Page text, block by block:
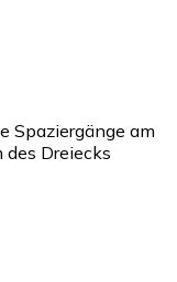
Spaziergänge am
des Dreiecks